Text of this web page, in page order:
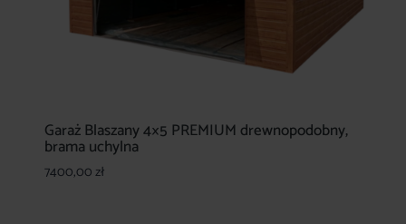
Garaż Blaszany 4×5 PREMIUM drewnopodobny,
brama uchylna
7400,00zł